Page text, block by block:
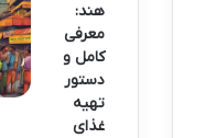
هند:
معرفی
کامل و
دستور
تهیه
غذای